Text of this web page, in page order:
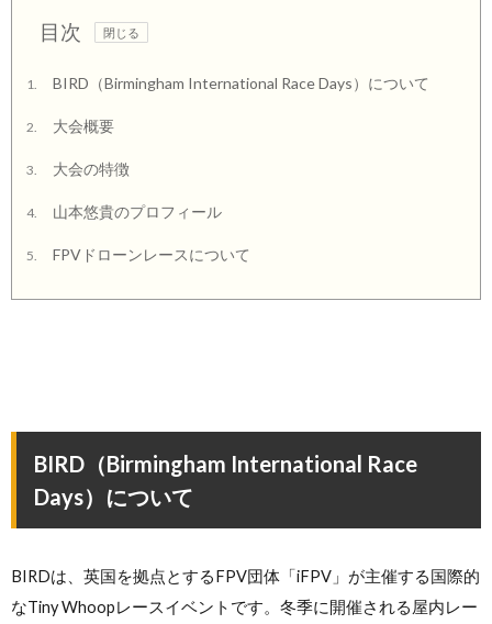
目次
1. BIRD（Birmingham International Race Days）について
2. 大会概要
3. 大会の特徴
4. 山本悠貴のプロフィール
5. FPVドローンレースについて
BIRD（Birmingham International Race
Days）について
BIRDは、英国を拠点とするFPV団体「iFPV」が主催する国際的
なTiny Whoopレースイベントです。冬季に開催される屋内レー